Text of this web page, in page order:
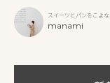
9 OCHANOMIZU」
フタヌーンティーと
ームソーダ
スイーツとパンをこよな
グラファー
manami